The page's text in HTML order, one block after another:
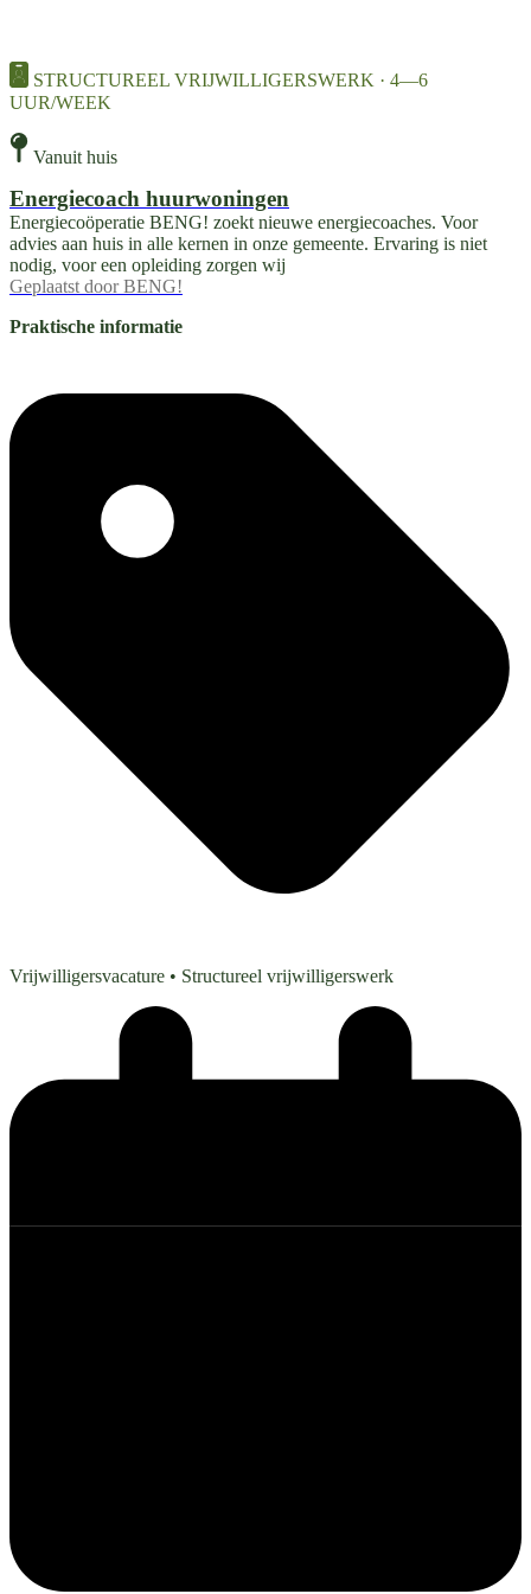
STRUCTUREEL VRIJWILLIGERSWERK · 4—6
UUR/WEEK
Vanuit huis
Energiecoach huurwoningen
Energiecoöperatie BENG! zoekt nieuwe energiecoaches. Voor
advies aan huis in alle kernen in onze gemeente. Ervaring is niet
nodig, voor een opleiding zorgen wij
Geplaatst door BENG!
Praktische informatie
Vrijwilligersvacature • Structureel vrijwilligerswerk